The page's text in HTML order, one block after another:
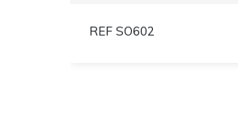
REF SO602